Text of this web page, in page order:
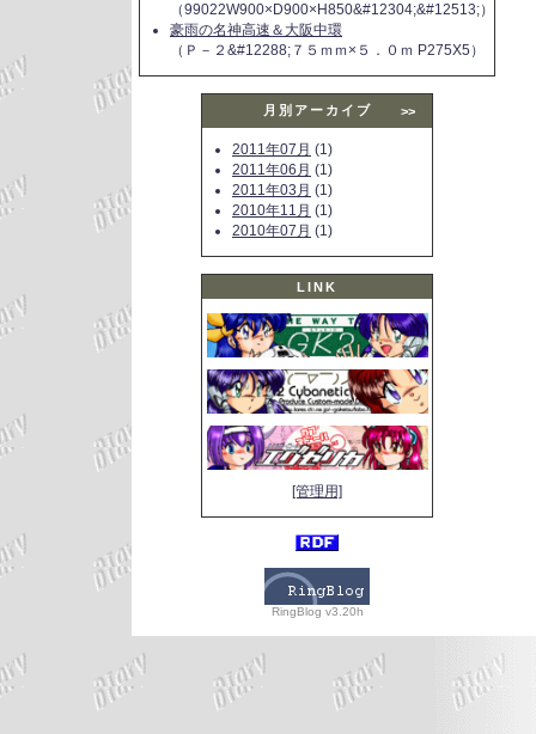
（99022W900×D900×H850&#12304;&#12513;）
豪雨の名神高速＆大阪中環
（Ｐ－２&#12288;７５ｍｍ×５．０ｍ P275X5）
月別アーカイブ >>
2011年07月 (1)
2011年06月 (1)
2011年03月 (1)
2010年11月 (1)
2010年07月 (1)
LINK
[管理用]
RingBlog v3.20h